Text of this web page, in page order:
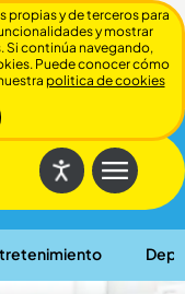
Cerrar
propias y de terceros para
y mostrar
Si continúa navegando,
Puede conocer cómo
politica de cookies